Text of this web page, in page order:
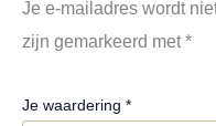
Je e-mailadres wordt
zijn gemarkeerd met*
Je waardering *